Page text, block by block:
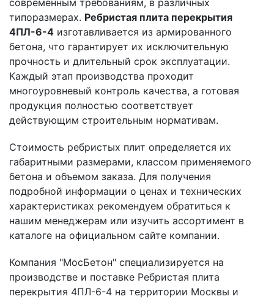
современным требованиям, в различных
типоразмерах. Ребристая плита перекрытия
4ПЛ-6-4 изготавливается из армированного
бетона, что гарантирует их исключительную
прочность и длительный срок эксплуатации.
Каждый этап производства проходит
многоуровневый контроль качества, а готовая
продукция полностью соответствует
действующим строительным нормативам.
Стоимость ребристых плит определяется их
габаритными размерами, классом применяемого
бетона и объемом заказа. Для получения
подробной информации о ценах и технических
характеристиках рекомендуем обратиться к
нашим менеджерам или изучить ассортимент в
каталоге на официальном сайте компании.
Компания "МосБетон" специализируется на
производстве и поставке Ребристая плита
перекрытия 4ПЛ-6-4 на территории Москвы и